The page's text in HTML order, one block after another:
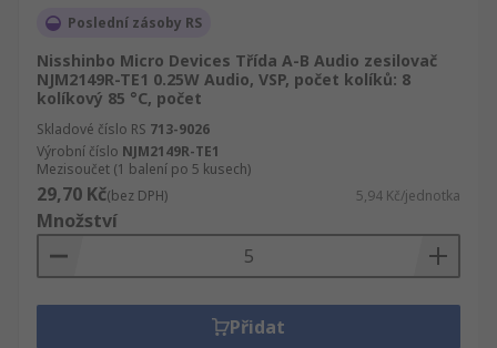
Poslední zásoby RS
Nisshinbo Micro Devices Třída A-B Audio zesilovač
NJM2149R-TE1 0.25W Audio, VSP, počet kolíků: 8
kolíkový 85 °C, počet
Skladové číslo RS 713-9026
Výrobní číslo NJM2149R-TE1
Mezisoučet (1 balení po 5 kusech)
29,70 Kč(bez DPH) 5,94 Kč/jednotka
Množství
Přidat